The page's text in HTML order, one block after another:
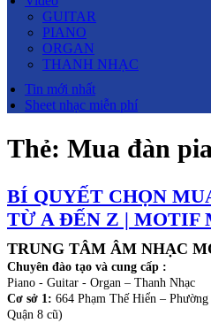
GUITAR
PIANO
ORGAN
THANH NHẠC
Tin mới nhất
Sheet nhạc miễn phí
Thẻ: Mua đàn
BÍ QUYẾT CHỌN
TỪ A ĐẾN Z | MOTIF
TRUNG TÂM ÂM NHẠC
Chuyên đào tạo và cung cấp :
Piano - Guitar - Organ – Thanh Nhạc
Cơ sở 1: 664 Phạm Thế Hiển –
Quận 8 cũ)